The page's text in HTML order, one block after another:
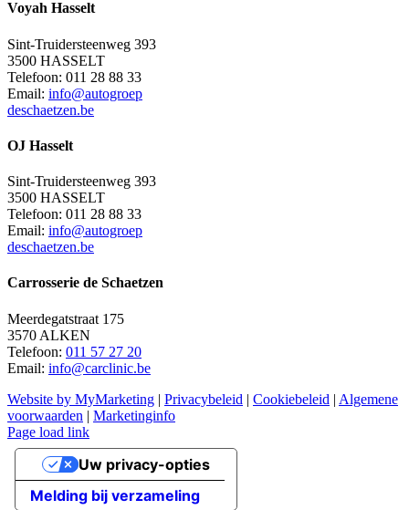
Voyah Hasselt
Sint-Truidersteenweg 393
3500 HASSELT
Telefoon: 011 28 88 33
Email: info@autogroep
deschaetzen.be
OJ Hasselt
Sint-Truidersteenweg 393
3500 HASSELT
Telefoon: 011 28 88 33
Email: info@autogroep
deschaetzen.be
Carrosserie de Schaetzen
Meerdegatstraat 175
3570 ALKEN
Telefoon: 011 57 27 20
Email: info@carclinic.be
Website by MyMarketing | Privacybeleid | Cookiebeleid | Algemene
voorwaarden | Marketinginfo
Page load link
Go
Top
Melding bij verzameling
Uw privacy-opties